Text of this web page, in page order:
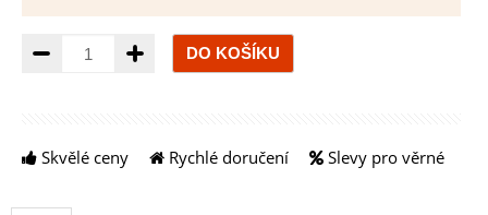
Množství
Skvělé ceny Rychlé doručení Slevy pro věrné